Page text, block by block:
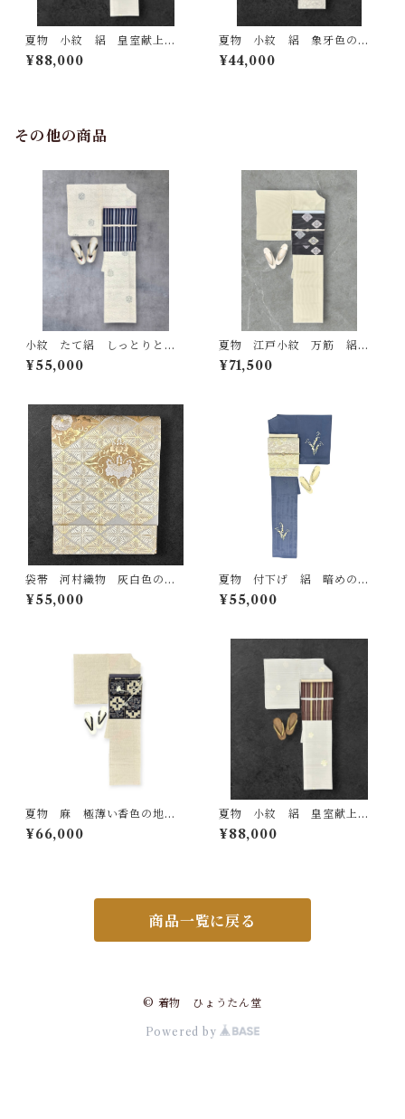
夏物 小紋 絽 皇室献上絹
江口機業（株） 証紙 反端付
き 絹鼠色の地 銀彩 四季
¥88,000
夏物 小紋 絽 象牙色の
地 葡萄茶色 菖蒲科の植
物 総柄 裄丈 67.5㎝ K718
¥44,000
その他の商品
小紋 たて絽 しっとりとし
た生成色の地 濃淡のある藍
墨茶色の露芝と草花の丸文
¥55,000
夏物 江戸小紋 万筋 絽
明るい枯草色 しつけ糸付
き 裄丈 68.5㎝ K6818
¥71,500
袋帯 河村織物 灰白色の
地 桐の花 鳳凰 菊 菱取若松
お太鼓柄 長さ 449㎝ Q719
¥55,000
夏物 付下げ 絽 暗めの薄
花色の地 流水と草花 反端
つき ガード加工済み 裄丈6
¥55,000
夏物 麻 極薄い香色の地
檳榔子染色の繊細な十字絣
裄丈 67㎝ K3960
¥66,000
夏物 小紋 絽 皇室献上絹
江口機業（株） 証紙 反端付
き 絹鼠色の地 銀彩 四季
¥88,000
商品一覧に戻る
© 着物 ひょうたん堂
Powered by